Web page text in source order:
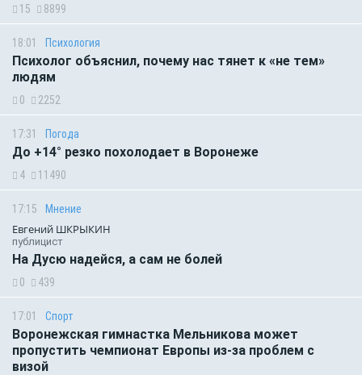
15 8899
18:01 Психология
Психолог объяснил, почему нас тянет к «не тем»
людям
0 2252
17:31 Погода
До +14° резко похолодает в Воронеже
4 11490
17:15 Мнение
Евгений ШКРЫКИН
публицист
На Дусю надейся, а сам не болей
0 439
17:01 Спорт
Воронежская гимнастка Мельникова может
пропустить чемпионат Европы из-за проблем с
визой